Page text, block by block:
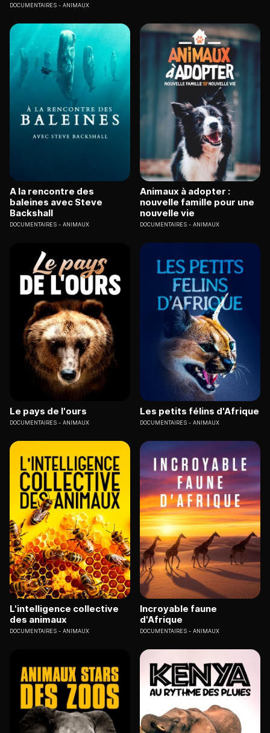
DOCUMENTAIRES ANIMAUX
A la rencontre des
baleines avec Steve
Backshall
DOCUMENTAIRES ANIMAUX
Animaux à adopter :
nouvelle famille pour une
nouvelle vie
DOCUMENTAIRES ANIMAUX
Le pays de l'ours
DOCUMENTAIRES ANIMAUX
Les petits félins d'Afrique
DOCUMENTAIRES ANIMAUX
L'intelligence collective
des animaux
DOCUMENTAIRES ANIMAUX
Incroyable faune
d'Afrique
DOCUMENTAIRES ANIMAUX